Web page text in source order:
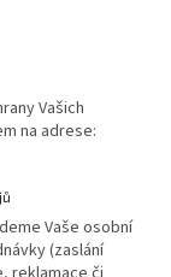
Vašich
na adrese:
Vaše osobní
(zaslání